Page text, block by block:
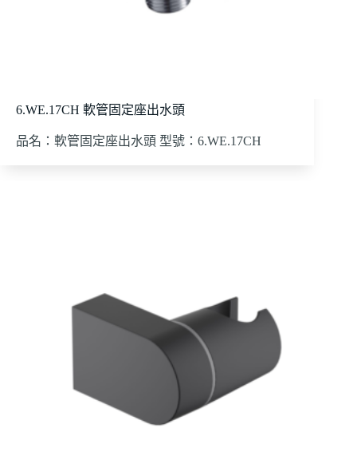
6.WE.17CH 軟管固定座出水頭
品名：軟管固定座出水頭 型號：6.WE.17CH